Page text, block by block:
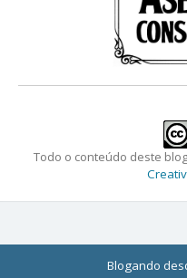
Todo o conteúdo deste
Blogando